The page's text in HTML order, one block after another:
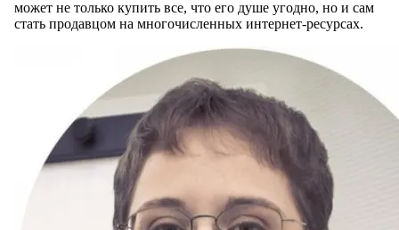
может не только купить все, что его душе угодно, но и сам
стать продавцом на многочисленных интернет-ресурсах.